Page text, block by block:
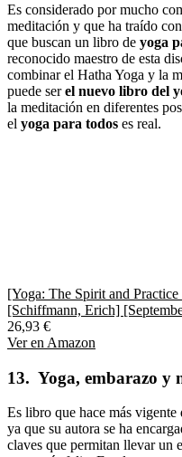
Es considerado por mucho
meditación y que ha traído
que buscan un libro de yoga
reconocido maestro de esta
combinar el Hatha Yoga y la
puede serel nuevo libro del
la meditación en diferentes
el yoga para todos es real.
[Yoga: The Spirit and
[Schiffmann, Erich]
26,93 €
Ver en Amazon
13. Yoga, embarazo y
Es libro que hace más vigente
ya que su autora se ha
claves que permitan llevar un